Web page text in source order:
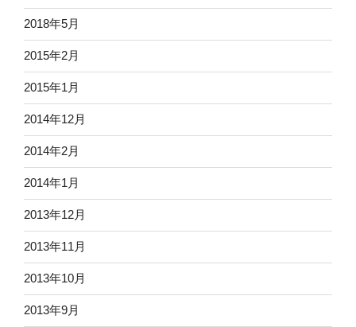
2018年5月
2015年2月
2015年1月
2014年12月
2014年2月
2014年1月
2013年12月
2013年11月
2013年10月
2013年9月